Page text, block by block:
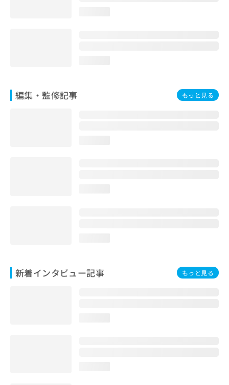
編集・監修記事 もっと見る
新着インタビュー記事 もっと見る